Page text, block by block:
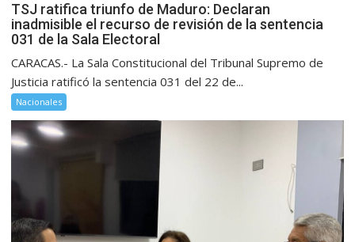
TSJ ratifica triunfo de Maduro: Declaran
inadmisible el recurso de revisión de la sentencia
031 de la Sala Electoral
CARACAS.- La Sala Constitucional del Tribunal Supremo de
Justicia ratificó la sentencia 031 del 22 de...
Nacionales